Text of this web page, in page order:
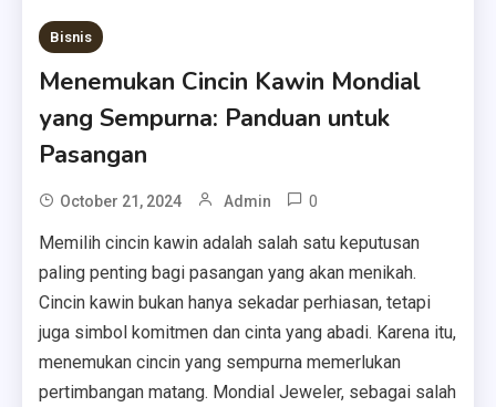
Bisnis
Menemukan Cincin Kawin Mondial
yang Sempurna: Panduan untuk
Pasangan
October 21, 2024 Admin 0
Memilih cincin kawin adalah salah satu keputusan
paling penting bagi pasangan yang akan menikah.
Cincin kawin bukan hanya sekadar perhiasan, tetapi
juga simbol komitmen dan cinta yang abadi. Karena itu,
menemukan cincin yang sempurna memerlukan
pertimbangan matang. Mondial Jeweler, sebagai salah